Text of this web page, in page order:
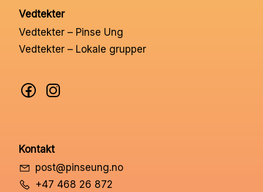
Vedtekter
Vedtekter – Pinse Ung
Vedtekter – Lokale grupper
Kontakt
post@pinseung.no
+47 468 26 872
Medlemssystem
Min konto